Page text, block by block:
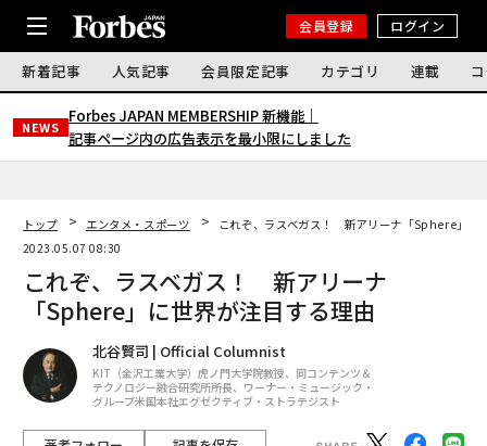
会員登録 ログイン
新着記事 人気記事 会員限定記事 カテゴリ 連載
NEWS
Forbes JAPAN MEMBERSHIP 新機能｜
記事ページ内の広告表示を最小限にしました
トップ エンタメ・スポーツ
これぞ、ラスベガス！ 新アリーナ「Sphere」に
2023.05.07 08:30
これぞ、ラスベガス！ 新アリーナ
「Sphere」に世界が注目する理由
北谷賢司 | Official Columnist
KIT（金沢工業大学）虎ノ門大学院教授、同コンテンツ＆
テクノロジー融合研究所所長、ワーナー・ミュージック・
グループ米国本社エグゼクティブ・ストラテジスト